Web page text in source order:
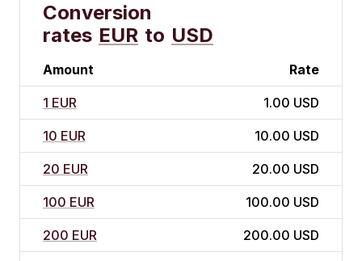
Conversion
rates EUR to USD
Amount Rate
1 EUR 1.00 USD
10 EUR 10.00 USD
20 EUR 20.00 USD
100 EUR 100.00 USD
200 EUR 200.00 USD